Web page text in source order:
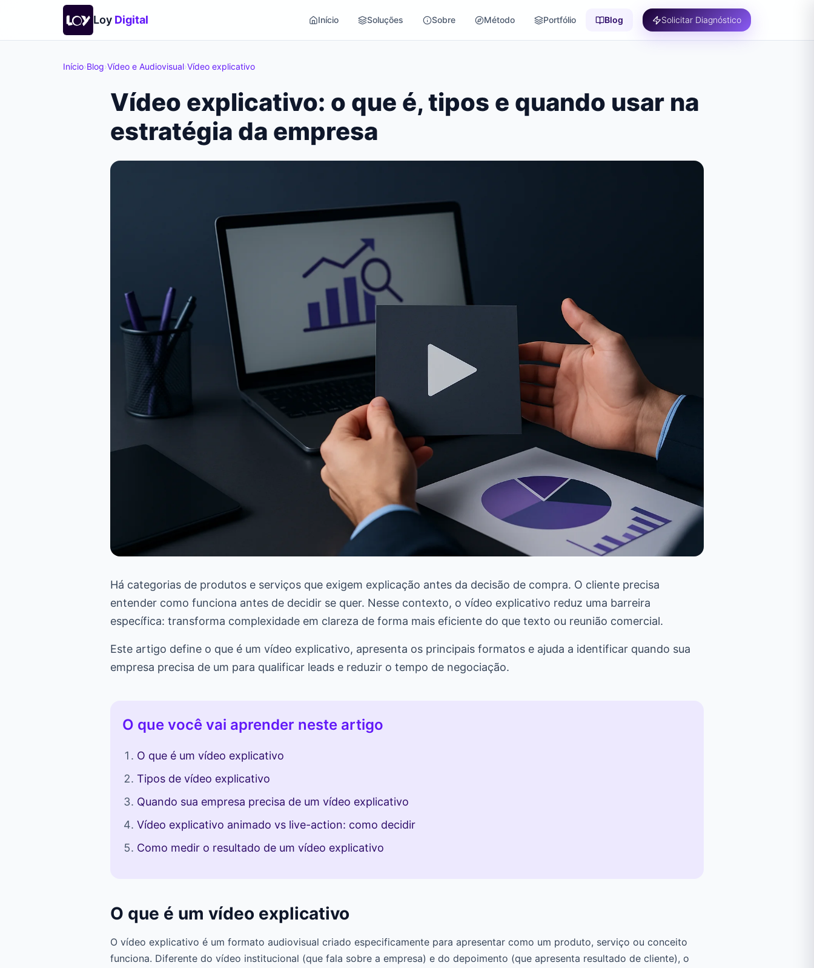
Loy Digital Início Soluções Sobre Método Portfólio Blog Solicitar Diagnóstico
Início›Blog›Vídeo e Audiovisual›Vídeo explicativo
Vídeo explicativo: o que é, tipos e quando usar na
estratégia da empresa
Há categorias de produtos e serviços que exigem explicação antes da decisão de compra. O cliente precisa
entender como funciona antes de decidir se quer. Nesse contexto, o vídeo explicativo reduz uma barreira
específica: transforma complexidade em clareza de forma mais eficiente do que texto ou reunião comercial.
Este artigo define o que é um vídeo explicativo, apresenta os principais formatos e ajuda a identificar quando sua
empresa precisa de um para qualificar leads e reduzir o tempo de negociação.
O que você vai aprender neste artigo
O que é um vídeo explicativo
Tipos de vídeo explicativo
Quando sua empresa precisa de um vídeo explicativo
Vídeo explicativo animado vs live-action: como decidir
Como medir o resultado de um vídeo explicativo
O que é um vídeo explicativo
O vídeo explicativo é um formato audiovisual criado especificamente para apresentar como um produto, serviço ou conceito
funciona. Diferente do vídeo institucional (que fala sobre a empresa) e do depoimento (que apresenta resultado de cliente), o